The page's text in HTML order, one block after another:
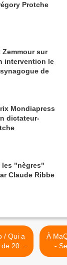
Protche
sur
intervention le
de
Mondiapress
dictateur-
les "nègres"
Claude Ribbe
2010
guerre)
À
-